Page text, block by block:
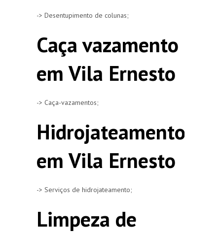
-> Desentupimento de colunas;
Caça vazamento
em Vila Ernesto
-> Caça-vazamentos;
Hidrojateamento
em Vila Ernesto
-> Serviços de hidrojateamento;
Limpeza de